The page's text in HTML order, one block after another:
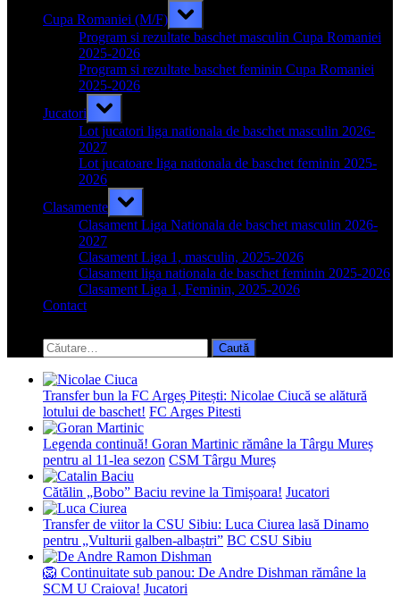
Cupa Romaniei (M/F)
Toggle
sub-
menu
Program si rezultate baschet masculin Cupa Romaniei
2025-2026
Program si rezultate baschet feminin Cupa Romaniei
2025-2026
Jucatori
Toggle
sub-
menu
Lot jucatori liga nationala de baschet masculin 2026-
2027
Lot jucatoare liga nationala de baschet feminin 2025-
2026
Clasamente
Toggle
sub-
menu
Clasament Liga Nationala de baschet masculin 2026-
2027
Clasament Liga 1, masculin, 2025-2026
Clasament liga nationala de baschet feminin 2025-2026
Clasament Liga 1, Feminin, 2025-2026
Contact
search
form
Caută
după:
Transfer bun la FC Argeș Pitești: Nicolae Ciucă se alătură
lotului de baschet! FC Arges Pitesti
Legenda continuă! Goran Martinic rămâne la Târgu Mureș
pentru al 11-lea sezon CSM Târgu Mureș
Cătălin „Bobo” Baciu revine la Timișoara! Jucatori
Transfer de viitor la CSU Sibiu: Luca Ciurea lasă Dinamo
pentru „Vulturii galben-albaștri” BC CSU Sibiu
🦁 Continuitate sub panou: De Andre Dishman rămâne la
SCM U Craiova! Jucatori